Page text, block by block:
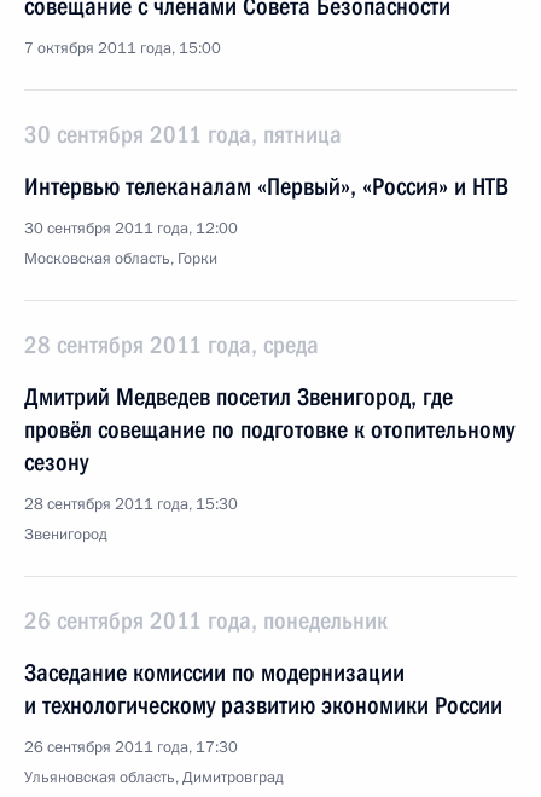
совещание с членами Совета Безопасности
7 октября 2011 года, 15:00
30 сентября 2011 года, пятница
Интервью телеканалам «Первый», «Россия» и НТВ
30 сентября 2011 года, 12:00
Московская область, Горки
28 сентября 2011 года, среда
Дмитрий Медведев посетил Звенигород, где
провёл совещание по подготовке к отопительному
сезону
28 сентября 2011 года, 15:30
Звенигород
26 сентября 2011 года, понедельник
Заседание комиссии по модернизации
и технологическому развитию экономики России
26 сентября 2011 года, 17:30
Ульяновская область, Димитровград